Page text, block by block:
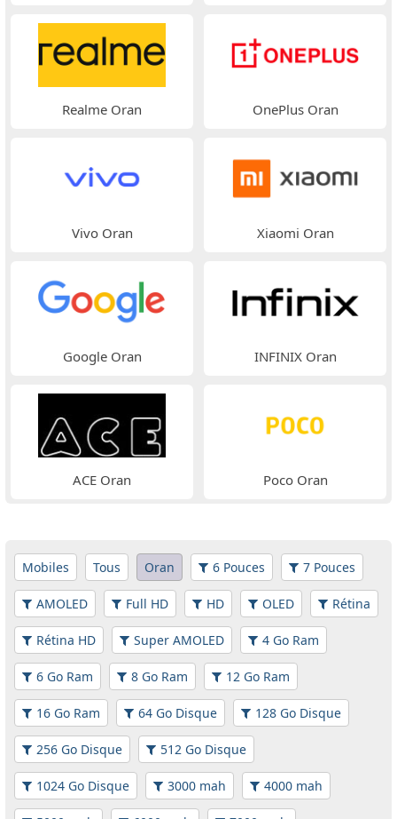
Realme Oran OnePlus Oran
Vivo Oran Xiaomi Oran
Google Oran INFINIX Oran
ACE Oran Poco Oran
Mobiles Tous Oran 6 Pouces 7 Pouces
AMOLED Full HD HD OLED Rétina
Rétina HD Super AMOLED 4 Go Ram
6 Go Ram 8 Go Ram 12 Go Ram
16 Go Ram 64 Go Disque 128 Go Disque
256 Go Disque 512 Go Disque
1024 Go Disque 3000 mah 4000 mah